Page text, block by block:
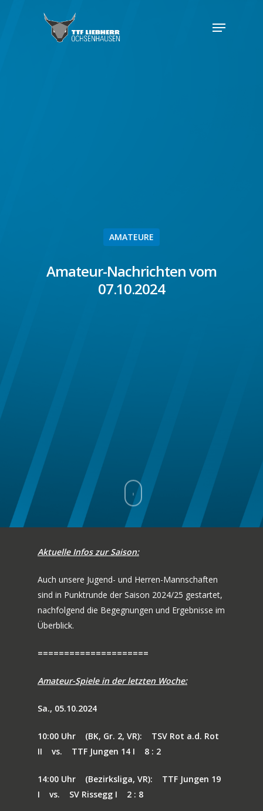
AMATEURE
Amateur-Nachrichten vom
07.10.2024
Aktuelle Infos zur Saison:
Auch unsere Jugend- und Herren-Mannschaften
sind in Punktrunde der Saison 2024/25 gestartet,
nachfolgend die Begegnungen und Ergebnisse im
Überblick.
=====================
Amateur-Spiele in der letzten Woche:
Sa., 05.10.2024
10:00 Uhr (BK, Gr. 2, VR):
TSV Rot a.d. Rot
II
vs. TTF Jungen 14 I 8 : 2
14:00 Uhr (Bezirksliga, VR):
TTF Jungen 19
I
vs. SV Rissegg I 2 : 8